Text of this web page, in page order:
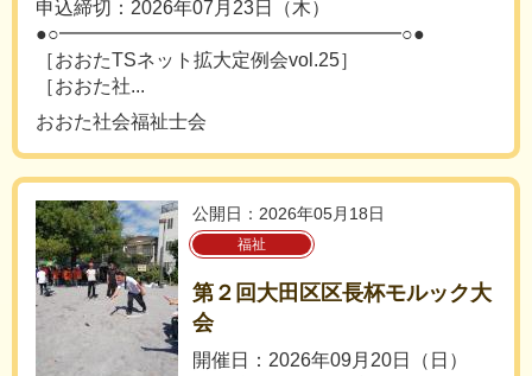
申込締切：2026年07月23日（木）
●○━━━━━━━━━━━━━━━━━━○●
［おおたTSネット拡大定例会vol.25］
［おおた社...
おおた社会福祉士会
公開日：2026年05月18日
福祉
第２回大田区区長杯モルック大
会
開催日：2026年09月20日（日）